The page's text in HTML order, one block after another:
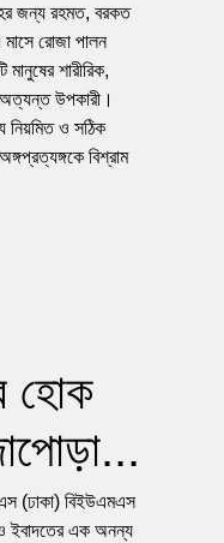
জন্য রহমত, বরকত
রোজা পালন
শারীরিক,
উপকারী।
নিয়মিত ও সঠিক
বিশ্রাম
হোক
(ঢাকা) বিইউএমএস
ইবাদতের এক অনন্য